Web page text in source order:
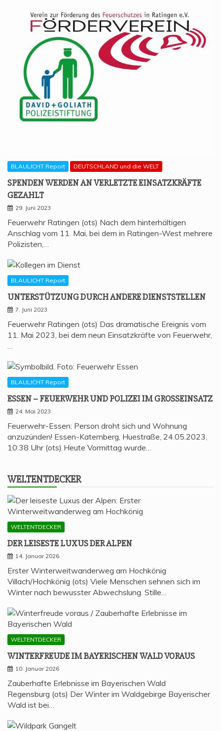
BLAULICHT Report DEUTSCHLAND und die WELT
SPEN­DEN WER­DEN AN VER­LETZ­TE EIN­SATZ­KRÄF­TE
GEZAHLT
29. Juni 2023
Feuerwehr Ratingen (ots) Nach dem hinterhältigen
Anschlag vom 11. Mai, bei dem in Ratingen-West mehrere
Polizisten,…
BLAULICHT Report
UNTER­STÜT­ZUNG DURCH ANDE­RE DIENSTSTELLEN
7. Juni 2023
Feuerwehr Ratingen (ots) Das dramatische Ereignis vom
11. Mai 2023, bei dem neun Einsatzkräfte von Feuerwehr,
BLAULICHT Report
ESSEN – FEU­ER­WEHR UND POLI­ZEI IM GROSSEINSATZ
24. Mai 2023
Feuerwehr-Essen: Person droht sich und Wohnung
anzuzünden! Essen-Katernberg, Huestraße, 24.05.2023,
10:38 Uhr (ots) Heute Vormittag wurde…
WELT­ENT­DE­CKER
WELTENTDECKER
DER LEI­SES­TE LUXUS DER ALPEN
14. Januar 2026
Erster Winterweitwanderweg am Hochkönig
Villach/Hochkönig (ots) Viele Menschen sehnen sich im
Winter nach bewusster Abwechslung. Stille…
WELTENTDECKER
WIN­TER­FREU­DE IM BAYE­RI­SCHEN WALD VORAUS
10. Januar 2026
Zauberhafte Erlebnisse im Bayerischen Wald
Regensburg (ots) Der Winter im Waldgebirge Bayerischer
Wald ist bei…